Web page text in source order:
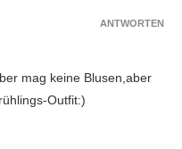
mag keine Blusen,aber
Outfit:)
ANTWORTEN